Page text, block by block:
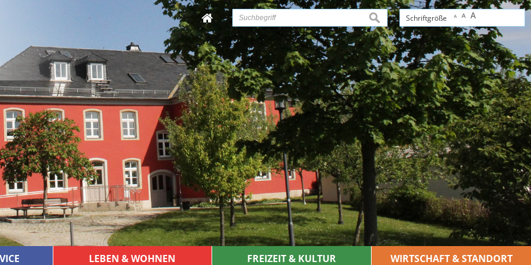
Schriftgröße A A A
suchen
LEBEN & WOHNEN FREIZEIT & KULTUR WIRTSCHAFT & STANDORT